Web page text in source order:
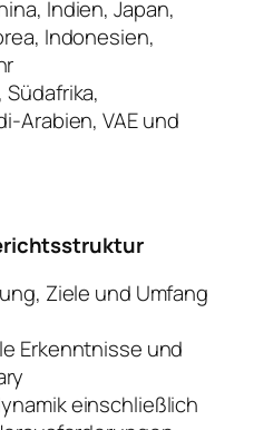
Indien, Japan,
Indonesien,
Südafrika,
Arabien, VAE und
Ziele und Umfang
Erkenntnisse und
einschließlich